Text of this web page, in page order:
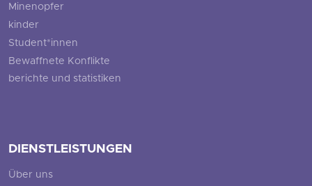
Minenopfer
kinder
Student*innen
Bewaffnete Konflikte
berichte und statistiken
DIENSTLEISTUNGEN
Über uns